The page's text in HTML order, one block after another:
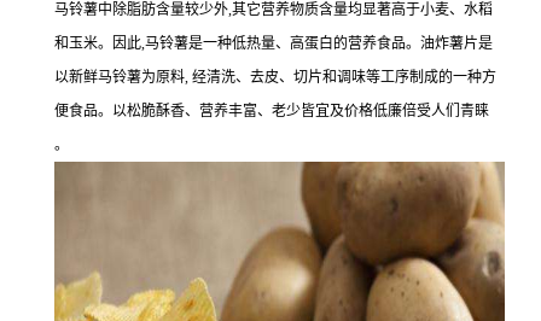
马铃薯中除脂肪含量较少外,其它营养物质含量均显著高于小麦、水稻
和玉米。因此,马铃薯是一种低热量、高蛋白的营养食品。油炸薯片是
以新鲜马铃薯为原料, 经清洗、去皮、切片和调味等工序制成的一种方
便食品。以松脆酥香、营养丰富、老少皆宜及价格低廉倍受人们青睐
。